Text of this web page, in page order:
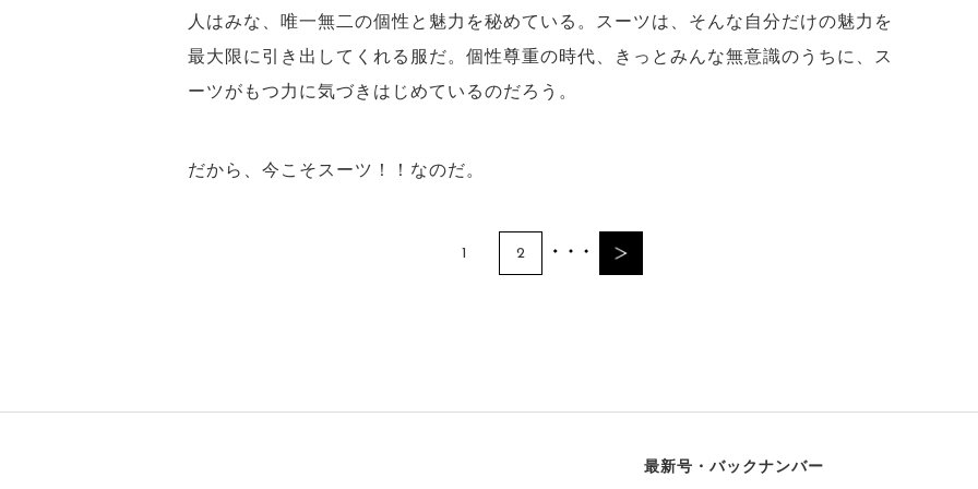
人はみな、唯一無二の個性と魅力を秘めている。スーツは、そんな自分だけの魅力を
最大限に引き出してくれる服だ。個性尊重の時代、きっとみんな無意識のうちに、ス
ーツがもつ力に気づきはじめているのだろう。
だから、今こそスーツ！！なのだ。
1 2
最新号・バックナンバー